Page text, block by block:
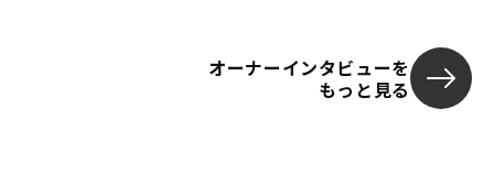
オーナーインタビューを
もっと見る